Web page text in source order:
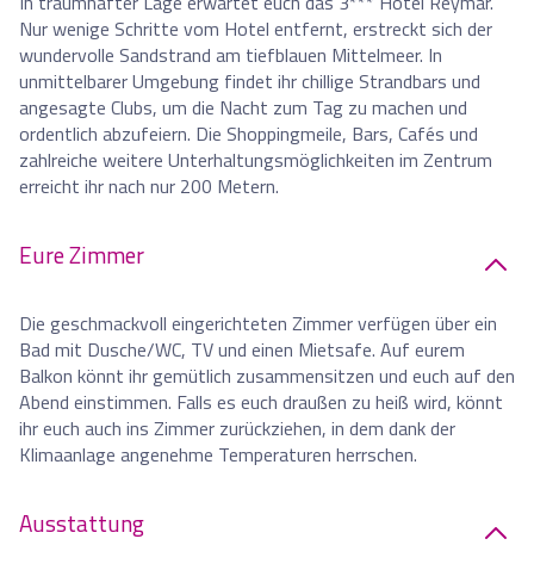
Nur wenige Schritte vom Hotel entfernt, erstreckt sich der
wundervolle Sandstrand am tiefblauen Mittelmeer. In
unmittelbarer Umgebung findet ihr chillige Strandbars und
angesagte Clubs, um die Nacht zum Tag zu machen und
ordentlich abzufeiern. Die Shoppingmeile, Bars, Cafés und
zahlreiche weitere Unterhaltungsmöglichkeiten im Zentrum
erreicht ihr nach nur 200 Metern.
Eure Zimmer
Die geschmackvoll eingerichteten Zimmer verfügen über ein
Bad mit Dusche/WC, TV und einen Mietsafe. Auf eurem
Balkon könnt ihr gemütlich zusammensitzen und euch auf den
Abend einstimmen. Falls es euch draußen zu heiß wird, könnt
ihr euch auch ins Zimmer zurückziehen, in dem dank der
Klimaanlage angenehme Temperaturen herrschen.
Ausstattung